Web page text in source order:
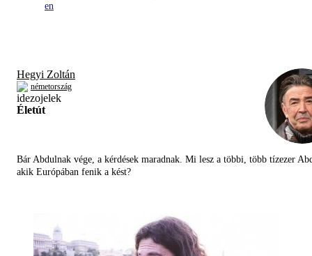
en
Hegyi Zoltán
németország
Életút
Bár Abdulnak vége, a kérdések maradnak. Mi lesz a többi, több tízezer
akik Európában fenik a kést?